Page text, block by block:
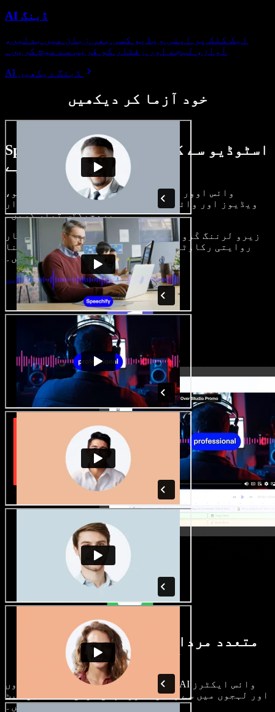
AI ڈبنگ
ایک کلک پر اپنی ویڈیو کسی بھی زبان میں بدلیں،
آواز، لہجے اور رفتار کو قریب سے میچ کریں۔
AI ڈبنگ دیکھیں
خود آزما کر دیکھیں
Speechify اسٹوڈیو سے کیا کچھ کر سکتے
ہیں، دیکھیے
وائس اوور بنائیں، رائلٹی فری امیجز، آڈیو،
ویڈیوز اور وائس کلون شامل کر کے بھرپور، شاندار
پروجیکٹس تیار کریں۔
زیرو لرننگ کَرو اور سب کچھ براؤزر میں، تخلیق کار
روایتی رکاوٹیں توڑ کر اپنے خیالات کو حقیقت بنا
سکتے ہیں۔
اسٹوڈیو شروع کریں
متعدد مردانہ و زنانہ آوازیں اور
لہجے دستیاب
ہر پروجیکٹ الگ ہوتا ہے۔ سینکڑوں AI وائس ایکٹرز
اور لہجوں میں سے چنیں، اور اپنی مرضی کے مطابق سیٹ
کریں۔